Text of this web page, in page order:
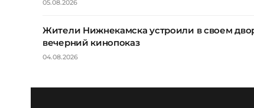
05.08.2026
Жители Нижнекамска устроили в своем
вечерний кинопоказ
04.08.2026